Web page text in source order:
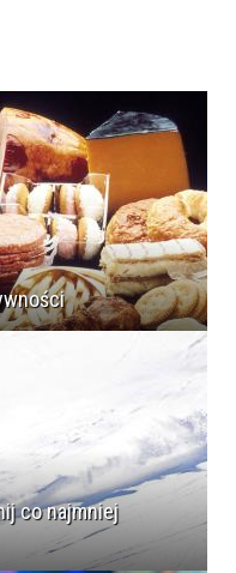
co najmniej